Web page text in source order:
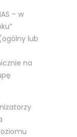
– w
lub
na